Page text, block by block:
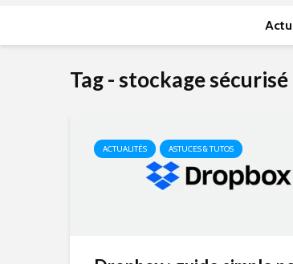
Tag - stockage sécurisé
ACTUALITÉS ASTUCES & TUTOS